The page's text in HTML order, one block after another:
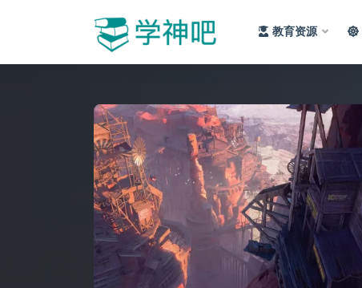
教育资源